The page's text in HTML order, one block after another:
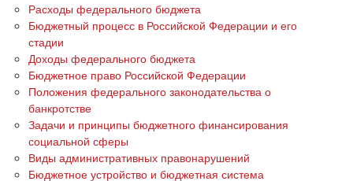
Расходы федерального бюджета
Бюджетный процесс в Российской Федерации и его
стадии
Доходы федерального бюджета
Бюджетное право Российской Федерации
Положения федерального законодательства о
банкротстве
Задачи и принципы бюджетного финансирования
социальной сферы
Виды административных правонарушений
Бюджетное устройство и бюджетная система